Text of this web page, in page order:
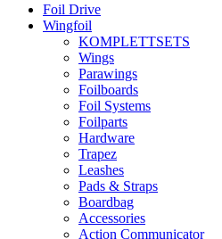
Foil Drive
Wingfoil
KOMPLETTSETS
Wings
Parawings
Foilboards
Foil Systems
Foilparts
Hardware
Trapez
Leashes
Pads & Straps
Boardbag
Accessories
Action Communicator